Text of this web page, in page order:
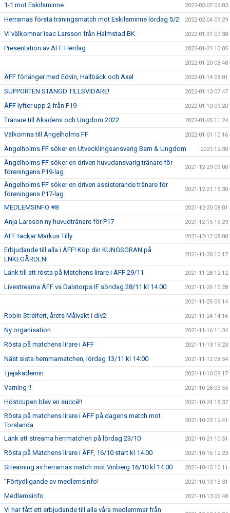
1-1 mot Eskilsminne 2022-02-07 09:03
Herrarnas första träningsmatch mot Eskilsminne lördag 5/2 2022-02-04 09:29
Vi välkomnar Isac Larsson från Halmstad BK. 2022-01-31 07:38
Presentation av ÄFF Herrlag 2022-01-21 10:05
2022-01-20 08:48
ÄFF förlänger med Edvin, Hallbäck och Axel 2022-01-14 08:01
SUPPORTEN STÄNGD TILLSVIDARE! 2022-01-13 07:47
ÄFF lyfter upp 2 från P19 2022-01-10 09:20
Tränare till Akademi och Ungdom 2022 2022-01-05 11:24
Välkomna till Ängelholms FF 2022-01-01 10:16
Ängelholms FF söker en Utvecklingsansvarig Barn & Ungdom 2021-12-30
Ängelholms FF söker en driven huvudansvarig tränare för
föreningens P19-lag
2021-12-29 09:00
Ängelholms FF söker en driven assisterande tränare för
föreningens P17-lag
2021-12-21 15:30
MEDLEMSINFO #8 2021-12-20 08:01
Anja Larsson ny huvudtränare för P17 2021-12-15 16:29
ÄFF tackar Markus Tilly 2021-12-12 08:00
Erbjudande till alla i ÄFF! Köp din KUNGSGRAN på
ENKEGÅRDEN!
2021-11-30 10:17
Länk till att rösta på Matchens lirare i ÄFF 29/11 2021-11-28 12:12
Livestreama ÄFF vs Dalstorps IF söndag 28/11 kl 14.00 2021-11-26 15:28
2021-11-25 09:14
Robin Streifert, årets Målvakt i div2 2021-11-24 14:16
Ny organisation 2021-11-16 11:34
Rösta på matchens lirare i ÄFF 2021-11-13 13:23
Näst sista hemmamatchen, lördag 13/11 kl 14:00 2021-11-12 08:54
Tjejakademin 2021-11-10 09:17
Varning !! 2021-10-28 09:55
Höstcupen blev en succé!! 2021-10-24 18:37
Rösta på matchens lirare i ÄFF på dagens match mot
Torslanda.
2021-10-23 12:41
Länk att streama herrmatchen på lördag 23/10 2021-10-21 10:51
Rösta på Matchens lirare i ÄFF, 16/10 start kl 14.00 2021-10-16 12:23
Streaming av herrarnas match mot Vinberg 16/10 kl 14.00 2021-10-15 10:11
”Förtydligande av medlemsinfo! 2021-10-13 13:31
Medlemsinfo 2021-10-13 06:48
Vi har fått ett erbjudande till alla våra medlemmar från